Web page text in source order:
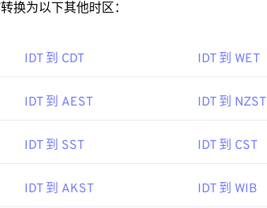
换为以下其他时区：
IDT 到 CDT IDT 到 WET
IDT 到 AEST IDT 到 NZST
IDT 到 SST IDT 到 CST
IDT 到 AKST IDT 到 WIB